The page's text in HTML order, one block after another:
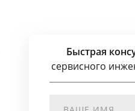
Быстрая
сервисного